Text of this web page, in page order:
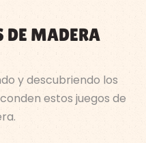
DE MADERA
y descubriendo los
estos juegos de